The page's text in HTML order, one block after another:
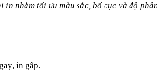
in nhằm tối ưu màu sắc, bố cục và độ
in gấp.